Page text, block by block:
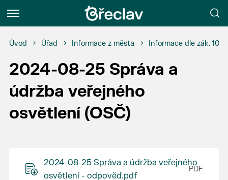
Menu
Úvod Úřad Informace z města Informace dle zák.
2024-08-25 Správa a
údržba veřejného
osvětlení (OSČ)
2024-08-25 Správa a údržba veřejného
osvětlení - odpověď.pdf